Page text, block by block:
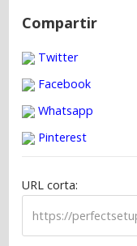
Compartir
Twitter
Facebook
Whatsapp
Pinterest
URL corta: